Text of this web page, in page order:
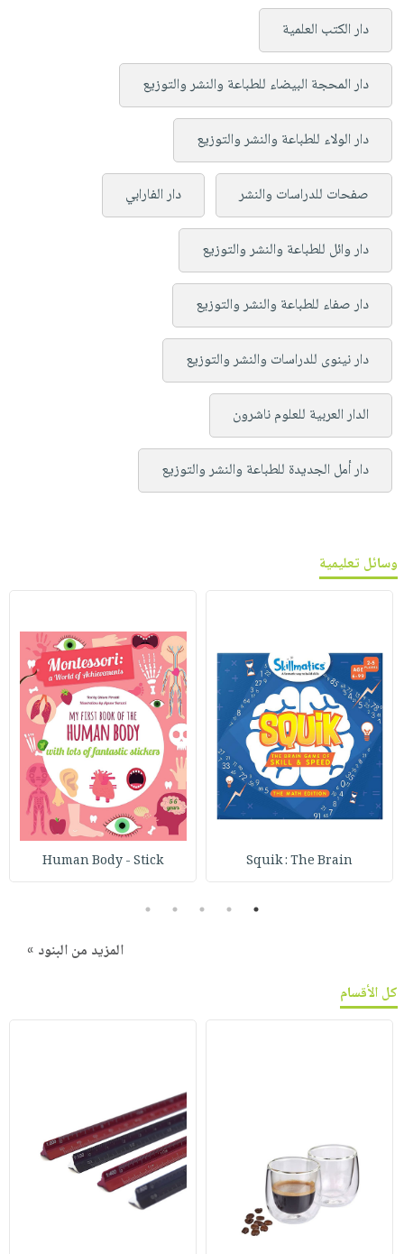
دار الكتب العلمية
دار المحجة البيضاء للطباعة والنشر والتوزيع
دار الولاء للطباعة والنشر والتوزيع
صفحات للدراسات والنشر دار الفارابي
دار وائل للطباعة والنشر والتوزيع
دار صفاء للطباعة والنشر والتوزيع
دار نينوى للدراسات والنشر والتوزيع
الدار العربية للعلوم ناشرون
دار أمل الجديدة للطباعة والنشر والتوزيع
وسائل تعليمية
Squik : The Brain
Human Body - Stick
1
2
3
4
5
المزيد من البنود »
كل الأقسام